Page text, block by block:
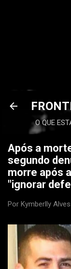
O QUE
Após a
segundo
morre após
"ignorar
Por Kymberlly Alves